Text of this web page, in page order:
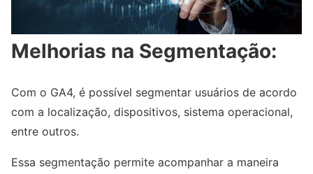
Melhorias na Segmentação:
Com o GA4, é possível segmentar usuários de acordo
com a localização, dispositivos, sistema operacional,
entre outros.
Essa segmentação permite acompanhar a maneira